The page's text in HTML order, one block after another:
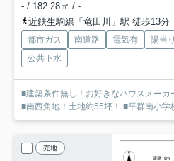
- / 182.28㎡ / -
近鉄生駒線「竜田川」駅 徒歩13分
都市ガス 南道路 電気有 陽当
公共下水
■建築条件無し！お好きなハウスメー
■南西角地！土地約55坪！ ■平群南小学
売地